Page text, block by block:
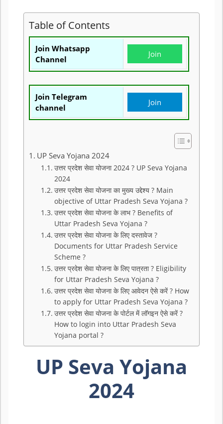
Table of Contents
Join Whatsapp
Channel
Join
Join Telegram
channel
Join
UP Seva Yojana 2024
उत्तर प्रदेश सेवा योजना 2024 ? UP Seva Yojana
2024
उत्तर प्रदेश सेवा योजना का मुख्य उद्देश्य ? Main
objective of Uttar Pradesh Seva Yojana ?
उत्तर प्रदेश सेवा योजना के लाभ ? Benefits of
Uttar Pradesh Seva Yojana ?
उत्तर प्रदेश सेवा योजना के लिए दस्तावेज ?
Documents for Uttar Pradesh Service
Scheme ?
उत्तर प्रदेश सेवा योजना के लिए पात्रता ? Eligibility
for Uttar Pradesh Seva Yojana ?
उत्तर प्रदेश सेवा योजना के लिए आवेदन ऐसे करें ? How
to apply for Uttar Pradesh Seva Yojana ?
उत्तर प्रदेश सेवा योजना के पोर्टल में लॉगइन ऐसे करें ?
How to login into Uttar Pradesh Seva
Yojana portal ?
UP Seva Yojana
2024